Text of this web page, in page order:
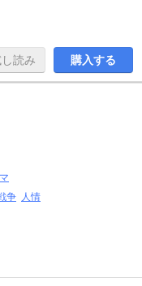
読み 購入する
争 人情